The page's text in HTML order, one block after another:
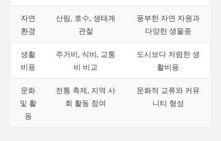
자연
환경
산림, 호수, 생태계
관찰
풍부한 자연 자원과
다양한 생물종
생활
비용
주거비, 식비, 교통
비 비교
도시보다 저렴한 생
활비용
문화
및 활
동
전통 축제, 지역 사
회 활동 참여
문화적 교류와 커뮤
니티 형성